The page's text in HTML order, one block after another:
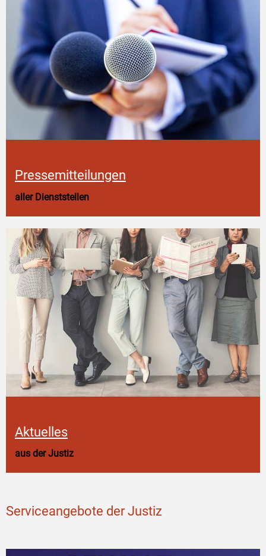
Pressemitteilungen
aller Dienststellen
Aktuelles
aus der Justiz
Serviceangebote der Justiz